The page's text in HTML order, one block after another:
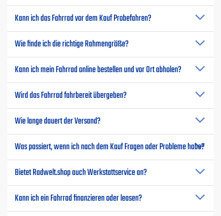
Kann ich das Fahrrad vor dem Kauf Probefahren?
Wie finde ich die richtige Rahmengröße?
Kann ich mein Fahrrad online bestellen und vor Ort abholen?
Wird das Fahrrad fahrbereit übergeben?
Wie lange dauert der Versand?
Was passiert, wenn ich nach dem Kauf Fragen oder Probleme habe?
Bietet Radwelt.shop auch Werkstattservice an?
Kann ich ein Fahrrad finanzieren oder leasen?